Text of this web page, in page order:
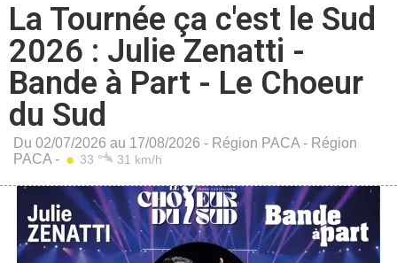
La Tournée ça c'est le Sud
2026 : Julie Zenatti -
Bande à Part - Le Choeur
du Sud
Du 02/07/2026 au 17/08/2026 - Région PACA - Région
PACA - 33 ° 31 km/h